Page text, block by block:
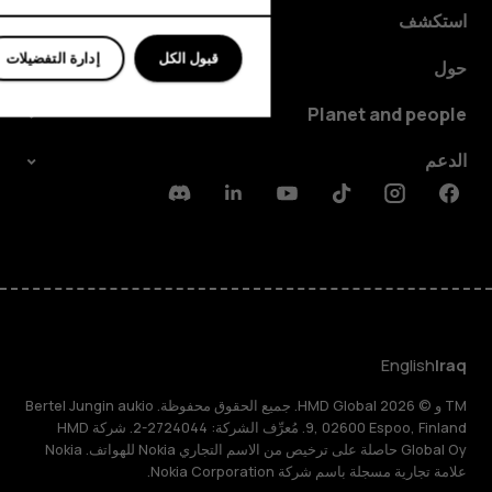
استكشف
حول
Planet and people
الدعم
Facebook
Instagram
Tiktok
Youtube
Linkedin
Discord
Iraq
English
TM و © 2026 HMD Global. جميع الحقوق محفوظة. Bertel Jungin aukio
9, 02600 Espoo, Finland. مُعرِّف الشركة: 2724044-2. شركة HMD
Global Oy حاصلة على ترخيص من الاسم التجاري Nokia للهواتف. Nokia
علامة تجارية مسجلة باسم شركة Nokia Corporation.
إدارة التفضيلات قبول الكل